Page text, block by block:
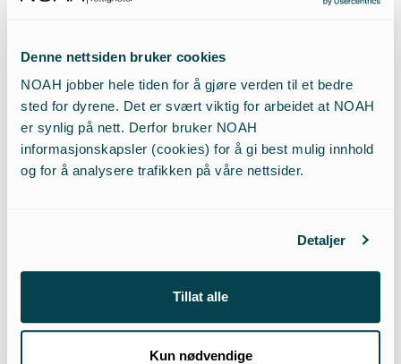
Denne nettsiden bruker cookies
NOAH jobber hele tiden for å gjøre verden til et bedre
sted for dyrene. Det er svært viktig for arbeidet at NOAH
er synlig på nett. Derfor bruker NOAH
informasjonskapsler (cookies) for å gi best mulig innhold
og for å analysere trafikken på våre nettsider.
Detaljer
Tillat alle
Kun nødvendige
Autismeforeningen, Sykehusbarn, Redningsselskapet,
grenser, Bygdefolk for rovdyrog
på førsteplass med 500 stemmer foran nestemann,
kom Sykehusbarn på andre- og SPCA på
tredjeplass. De tre vinnerne får henholdsvis 50 000,
30 000 og 20 000 kroner til sitt arbeid.
arbeidet for dyrene, og oppfordrer også alle til å bli
fremmet innenfor alle områder. En del av dette
arbeidet går også ut på å gjøre det lettere fordeg
som forbruker å leve dyrevennlig, gjennom blant